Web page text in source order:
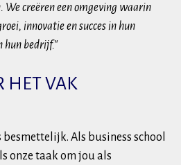
creëren een omgeving waarin
innovatie en succes in hun
hun bedrijf."
HET VAK
besmettelijk. Als business school
onze taak om jou als